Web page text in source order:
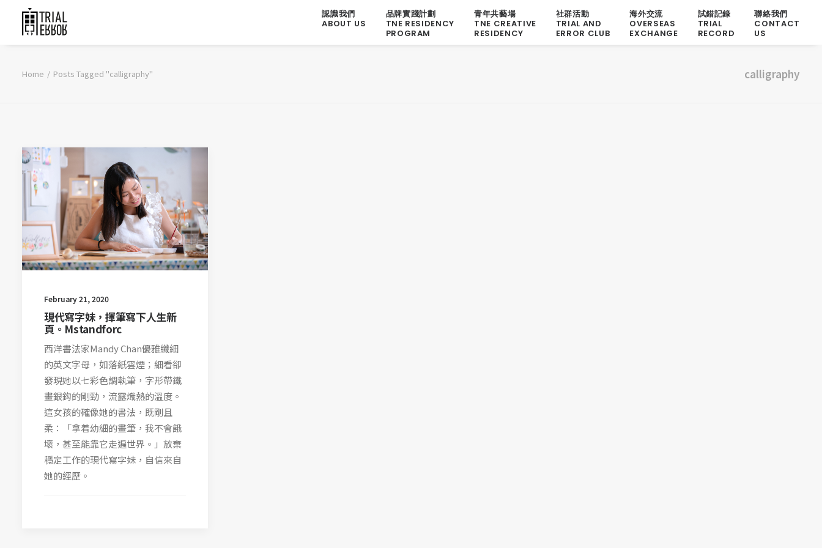
認識我們
ABOUT US
品牌實踐計劃
TNE RESIDENCY
PROGRAM
青年共藝場
TNE CREATIVE
RESIDENCY
社群活動
TRIAL AND
ERROR CLUB
海外交流
OVERSEAS
EXCHANGE
試錯記錄
TRIAL
RECORD
聯絡我們
CONTACT
US
calligraphy
Home Posts Tagged "calligraphy"
February 21, 2020
現代寫字妹，揮筆寫下人生新
頁。Mstandforc
西洋書法家Mandy Chan優雅纖細
的英文字母，如落紙雲煙；細看卻
發現她以七彩色調執筆，字形帶鐵
畫銀鈎的剛勁，流露熾熱的溫度。
這女孩的確像她的書法，既剛且
柔：「拿着幼細的畫筆，我不會餓
壞，甚至能靠它走遍世界。」放棄
穩定工作的現代寫字妹，自信來自
她的經歷。